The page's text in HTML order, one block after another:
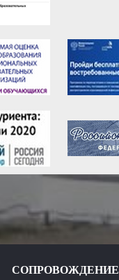
СОПРОВОЖДЕНИЕ